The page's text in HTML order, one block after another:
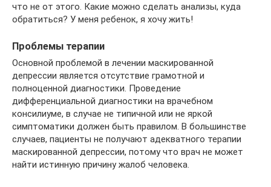
что не от этого. Какие можно сделать анализы, куда
обратиться? У меня ребенок, я хочу жить!
Проблемы терапии
Основной проблемой в лечении маскированной
депрессии является отсутствие грамотной и
полноценной диагностики. Проведение
дифференциальной диагностики на врачебном
консилиуме, в случае не типичной или не яркой
симптоматики должен быть правилом. В большинстве
случаев, пациенты не получают адекватного терапии
маскированной депрессии, потому что врач не может
найти истинную причину жалоб человека.